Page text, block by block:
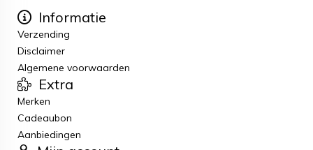
Informatie
Verzending
Disclaimer
Algemene voorwaarden
Extra
Merken
Cadeaubon
Aanbiedingen